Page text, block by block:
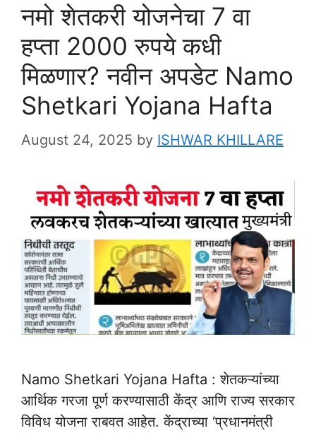
नमो शेतकरी योजनेचा 7 वा
हप्ता 2000 रुपये कधी
मिळणार? नवीन अपडेट Namo
Shetkari Yojana Hafta
August 24, 2025 by ISHWAR KHILLARE
Namo Shetkari Yojana Hafta : शेतकऱ्यांच्या
आर्थिक गरजा पूर्ण करण्यासाठी केंद्र आणि राज्य सरकार
विविध योजना राबवत आहेत. केंद्राच्या ‘प्रधानमंत्री